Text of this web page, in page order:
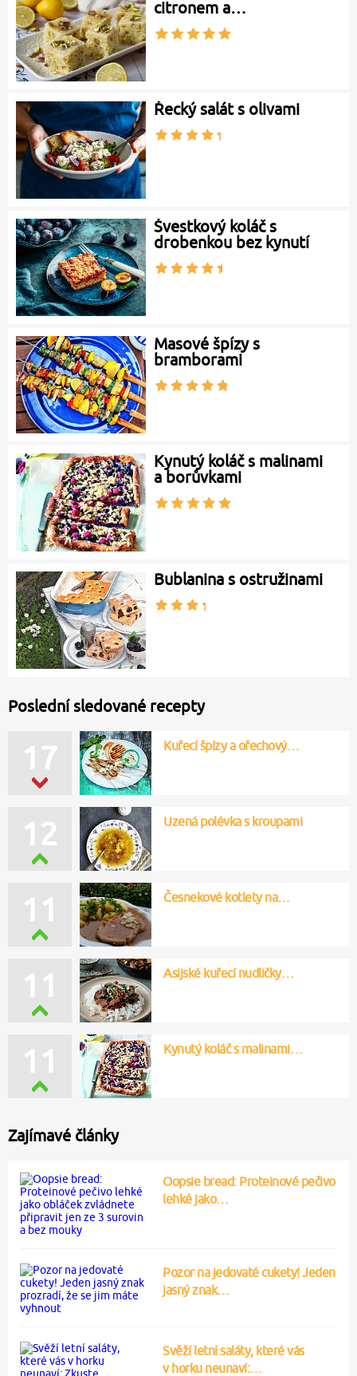
citronem a…
Řecký salát s olivami
Švestkový koláč s
drobenkou bez kynutí
Masové špízy s
bramborami
Kynutý koláč s malinami
a borůvkami
Bublanina s ostružinami
Poslední sledované recepty
17 Kuřecí špízy a ořechový…
11 Česnekové kotlety na…
11 Asijské kuřecí nudličky…
12 Uzená polévka s kroupami
11 Kynutý koláč s malinami…
Zajímavé články
Oopsie bread: Proteinové pečivo
lehké jako…
Pozor na jedovaté cukety! Jeden
jasný znak…
Svěží letní saláty, které vás
v horku neunaví:…